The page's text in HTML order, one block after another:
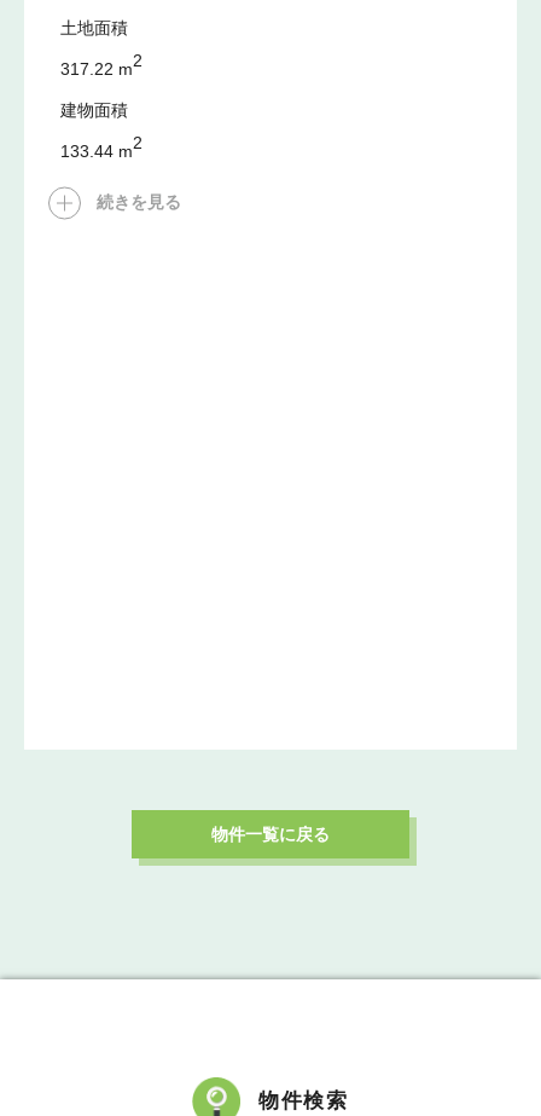
土地面積
317.22 m2
建物面積
133.44 m2
続きを見る
物件一覧に戻る
物件検索